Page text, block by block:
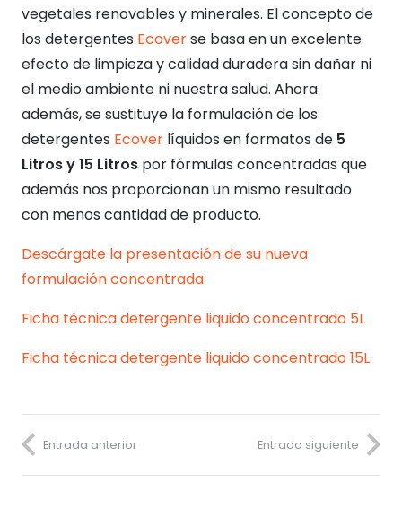
vegetales renovables y minerales. El concepto de
los detergentes Ecoverse basa en un excelente
efecto de limpieza y calidad duradera sin dañar ni
el medio ambiente ni nuestra salud. Ahora
además, se sustituye la formulación de los
detergentes Ecover líquidos en formatos de 5
Litros y 15 Litros por fórmulas concentradas que
además nos proporcionan un mismo resultado
con menos cantidad de producto.
Descárgate la presentación de su nueva
formulación concentrada
Ficha técnica detergente liquido concentrado 5L
Ficha técnica detergente liquido concentrado 15L
Entrada anterior Entrada siguiente